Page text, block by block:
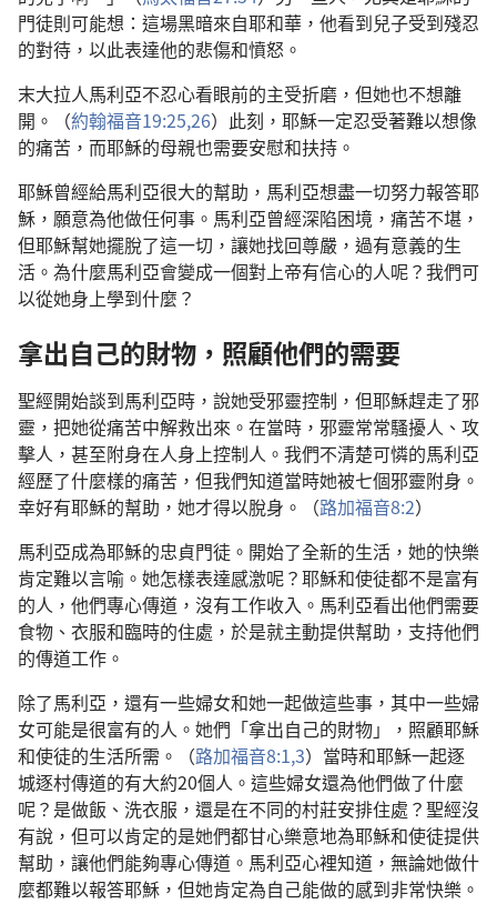
門徒則可能想：這場黑暗來自耶和華，他看到兒子受到殘忍
的對待，以此表達他的悲傷和憤怒。
末大拉人馬利亞不忍心看眼前的主受折磨，但她也不想離
開。（約翰福音19:25,26）此刻，耶穌一定忍受著難以想像
的痛苦，而耶穌的母親也需要安慰和扶持。
耶穌曾經給馬利亞很大的幫助，馬利亞想盡一切努力報答耶
穌，願意為他做任何事。馬利亞曾經深陷困境，痛苦不堪，
但耶穌幫她擺脫了這一切，讓她找回尊嚴，過有意義的生
活。為什麼馬利亞會變成一個對上帝有信心的人呢？我們可
以從她身上學到什麼？
拿出自己的財物，照顧他們的需要
聖經開始談到馬利亞時，說她受邪靈控制，但耶穌趕走了邪
靈，把她從痛苦中解救出來。在當時，邪靈常常騷擾人、攻
擊人，甚至附身在人身上控制人。我們不清楚可憐的馬利亞
經歷了什麼樣的痛苦，但我們知道當時她被七個邪靈附身。
幸好有耶穌的幫助，她才得以脫身。（路加福音8:2）
馬利亞成為耶穌的忠貞門徒。開始了全新的生活，她的快樂
肯定難以言喻。她怎樣表達感激呢？耶穌和使徒都不是富有
的人，他們專心傳道，沒有工作收入。馬利亞看出他們需要
食物、衣服和臨時的住處，於是就主動提供幫助，支持他們
的傳道工作。
除了馬利亞，還有一些婦女和她一起做這些事，其中一些婦
女可能是很富有的人。她們「拿出自己的財物」，照顧耶穌
和使徒的生活所需。（路加福音8:1,3）當時和耶穌一起逐
城逐村傳道的有大約20個人。這些婦女還為他們做了什麼
呢？是做飯、洗衣服，還是在不同的村莊安排住處？聖經沒
有說，但可以肯定的是她們都甘心樂意地為耶穌和使徒提供
幫助，讓他們能夠專心傳道。馬利亞心裡知道，無論她做什
麼都難以報答耶穌，但她肯定為自己能做的感到非常快樂。